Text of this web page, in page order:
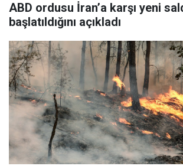
ABD ordusu İran’a karşı yeni
başlatıldığını açıkladı